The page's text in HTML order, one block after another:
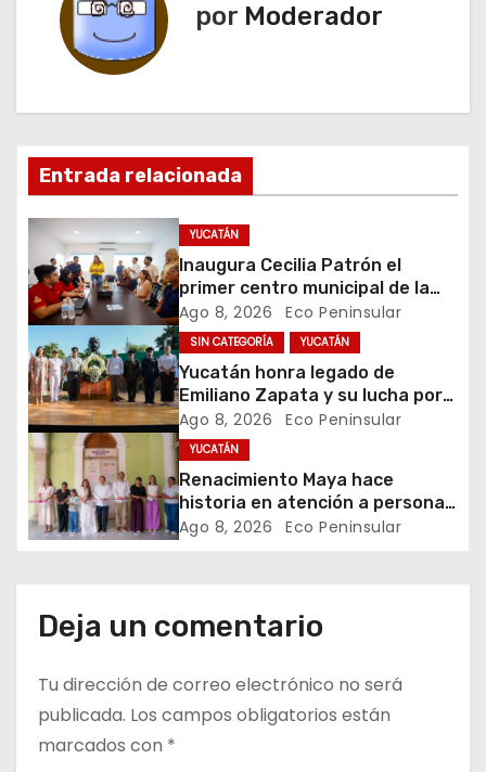
ó
n
d
e
e
n
t
r
d
a
s
por Moderador
Entrada relacionada
YUCATÁN
Inaugura Cecilia Patrón el
primer centro municipal de la
juventud en la historia de
Mérida
Ago 8, 2026 Eco Peninsular
SIN CATEGORÍA YUCATÁN
Yucatán honra legado de
Emiliano Zapata y su lucha por
la justicia social
Ago 8, 2026 Eco Peninsular
YUCATÁN
Renacimiento Maya hace
historia en atención a personas
autistas
Ago 8, 2026 Eco Peninsular
Deja un comentario
Tu dirección de correo electrónico no será
publicada. Los campos obligatorios están
marcados con *